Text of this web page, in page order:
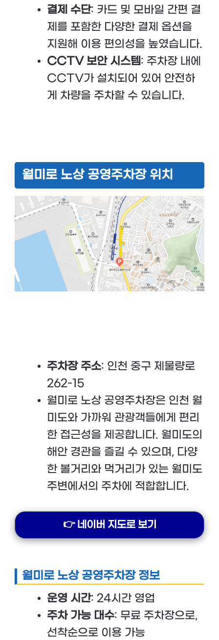
결제 수단: 카드 및 모바일 간편 결
제를 포함한 다양한 결제 옵션을
지원해 이용 편의성을 높였습니다.
CCTV 보안 시스템: 주차장 내에
CCTV가 설치되어 있어 안전하
게 차량을 주차할 수 있습니다.
월미로 노상 공영주차장 위치
주차장 주소: 인천 중구 제물량로
262-15
월미로 노상 공영주차장은 인천 월
미도와 가까워 관광객들에게 편리
한 접근성을 제공합니다. 월미도의
해안 경관을 즐길 수 있으며, 다양
한 볼거리와 먹거리가 있는 월미도
주변에서의 주차에 적합합니다.
👉 네이버 지도로 보기
월미로 노상 공영주차장 정보
운영 시간: 24시간 영업
주차 가능 대수: 무료 주차장으로,
선착순으로 이용 가능